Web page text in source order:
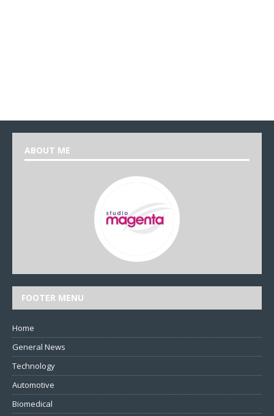
ABOUT ME
FOOTER MENU
Home
General News
Technology
Automotive
Biomedical